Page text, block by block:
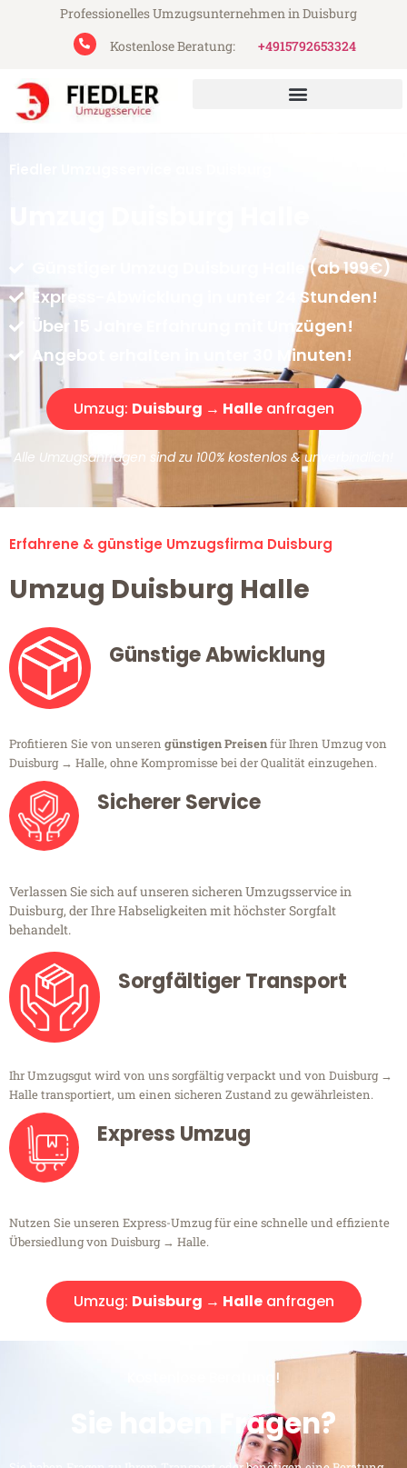
Professionelles Umzugsunternehmen in Duisburg
Kostenlose Beratung:
+4915792653324
Günstiger Umzug Duisburg Halle (ab 199€)
Express-Abwicklung in unter 24 Stunden!
Über 15 Jahre Erfahrung mit Umzügen!
Angebot erhalten in unter 30 Minuten!
Umzug: Duisburg → Halleanfragen
Alle Umzugsanfragen sind zu 100% kostenlos & unverbindlich!
Erfahrene & günstige Umzugsfirma Duisburg
Umzug Duisburg Halle
Günstige Abwicklung
Profitieren Sie von unseren günstigen Preisenfür Ihren Umzug von
Duisburg → Halle, ohne Kompromisse bei der Qualität einzugehen.
Sicherer Service
Verlassen Sie sich auf unseren sicheren Umzugsservice in
Duisburg, der Ihre Habseligkeiten mit höchster Sorgfalt
behandelt.
Sorgfältiger Transport
Ihr Umzugsgut wird von uns sorgfältig verpackt und von Duisburg →
Halle transportiert, um einen sicheren Zustand zu gewährleisten.
Express Umzug
Nutzen Sie unseren Express-Umzug für eine schnelle und effiziente
Übersiedlung von Duisburg → Halle.
Umzug: Duisburg → Halleanfragen
Kostenlose Beratung!
Sie haben Fragen?